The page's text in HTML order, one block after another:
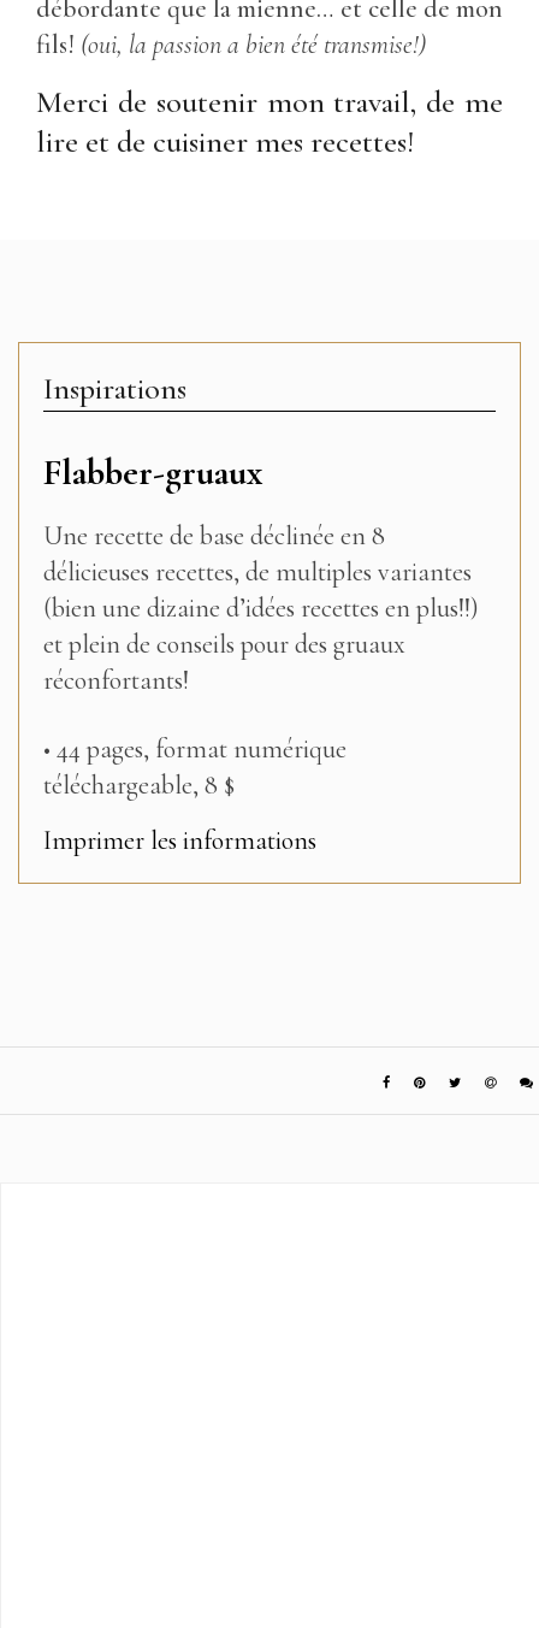
débordante que la mienne… et celle de mon
fils! (oui, la passion a bien été transmise!)
Merci de soutenir mon travail, de me
lire et de cuisiner mes recettes!
Inspirations
Flabber-gruaux
Une recette de base déclinée en 8
délicieuses recettes, de multiples variantes
(bien une dizaine d’idées recettes en plus!!)
et plein de conseils pour des gruaux
réconfortants!
• 44 pages, format numérique
téléchargeable, 8 $
Imprimer les informations